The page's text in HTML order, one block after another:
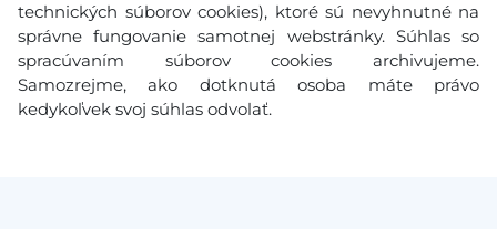
technických súborov cookies), ktoré sú nevyhnutné na
správne fungovanie samotnej webstránky. Súhlas so
spracúvaním súborov cookies archivujeme.
Samozrejme, ako dotknutá osoba máte právo
kedykoľvek svoj súhlas odvolať.